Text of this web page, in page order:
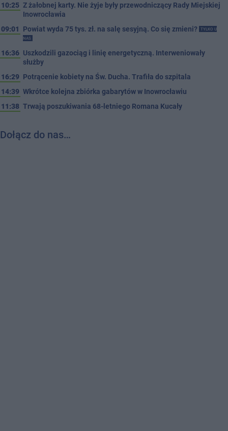
10:25 Z żałobnej karty. Nie żyje były przewodniczący Rady Miejskiej
Inowrocławia
09:01
Powiat wyda 75 tys. zł. na salę sesyjną. Co się zmieni?
TYLKO U
NAS
16:36 Uszkodzili gazociąg i linię energetyczną. Interweniowały
służby
16:29 Potrącenie kobiety na Św. Ducha. Trafiła do szpitala
14:39 Wkrótce kolejna zbiórka gabarytów w Inowrocławiu
11:38 Trwają poszukiwania 68-letniego Romana Kucały
Dołącz do nas…